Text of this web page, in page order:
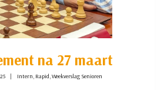
na 27 maart
Intern, Rapid,Weekverslag Senioren